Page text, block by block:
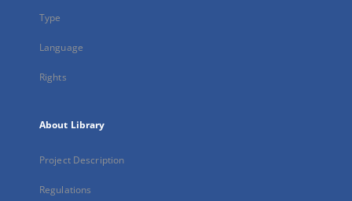
Type
Language
Rights
About Library
Project Description
Regulations